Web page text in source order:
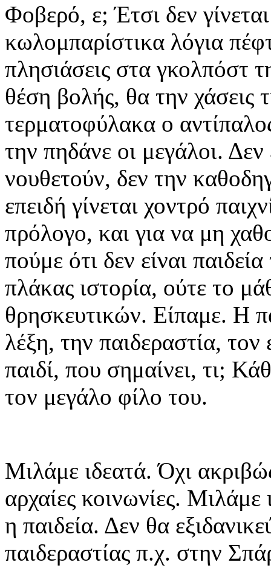
Φοβερό, ε; Έτσι δεν
κωλομπαρίστικα λόγια
πλησιάσεις στα γκολπόστ
θέση βολής, θα την χάσεις
τερματοφύλακα ο
την πηδάνε οι μεγάλοι.
νουθετούν, δεν την
επειδή γίνεται χοντρό
πρόλογο, και για να μη
πούμε ότι δεν είναι
πλάκας ιστορία, ούτε το
θρησκευτικών. Είπαμε. Η
λέξη, την παιδεραστία,
παιδί, που σημαίνει, τι;
τον μεγάλο φίλο του.
Μιλάμε ιδεατά. Όχι
αρχαίες κοινωνίες. Μιλάμε
η παιδεία. Δεν θα
παιδεραστίας π.χ. στην